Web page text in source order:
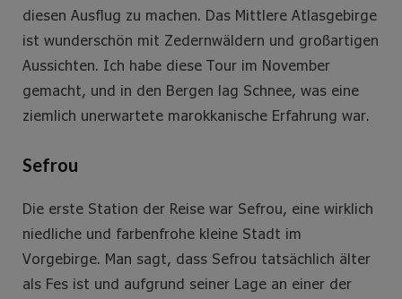
diesen Ausflug zu machen. Das Mittlere Atlasgebirge
ist wunderschön mit Zedernwäldern und großartigen
Aussichten. Ich habe diese Tour im November
gemacht, und in den Bergen lag Schnee, was eine
ziemlich unerwartete marokkanische Erfahrung war.
Sefrou
Die erste Station der Reise war Sefrou, eine wirklich
niedliche und farbenfrohe kleine Stadt im
Vorgebirge. Man sagt, dass Sefrou tatsächlich älter
als Fes ist und aufgrund seiner Lage an einer der